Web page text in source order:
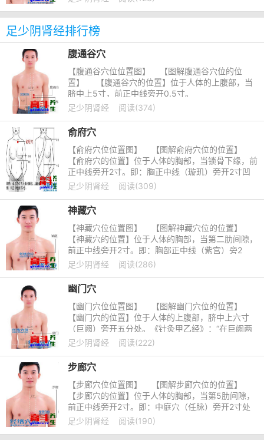
足少阴肾经排行榜
腹通谷穴
【腹通谷穴位位置图】 【图解腹通谷穴位的位
置】 【腹通谷穴的位置】位于人体的上腹部，当
脐中上5寸，前正中线旁开0.5寸。
足少阴肾经
阅读(374)
俞府穴
【俞府穴位位置图】 【图解俞府穴位的位置】
【俞府穴的位置】位于人体的胸部，当锁骨下缘，前
正中线旁开2寸。即：胸正中线（璇玑）旁开2寸凹
陷处。
足少阴肾经 阅读(309)
神藏穴
【神藏穴位位置图】 【图解神藏穴位的位置】
【神藏穴的位置】位于人体的胸部，当第二肋间隙，
前正中线旁开2寸。即：胸部正中线（紫宫）旁2
寸，第二肋间隙凹陷处。《循经考穴
足少阴肾经 阅读(286)
幽门穴
【幽门穴位位置图】 【图解幽门穴位的位置】
【幽门穴的位置】位于人体的上腹部，脐中上六寸
（巨阙）旁开五分处。《针灸甲乙经》：“在巨阙两
傍各五分陷者中”。
足少阴肾经 阅读(222)
步廊穴
【步廊穴位位置图】 【图解步廊穴位的位置】
【步廊穴的位置】位于人体的胸部，当第5肋间隙，
前正中线旁开2寸。即：中庭穴（任脉）旁开2寸处
取穴。
足少阴肾经 阅读(190)